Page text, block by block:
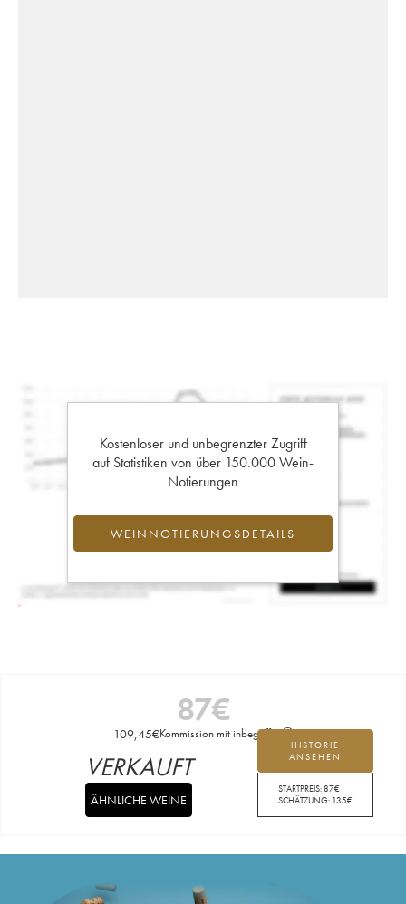
Kostenloser und unbegrenzter Zugriff
auf Statistiken von über 150.000 Wein-
Notierungen
WEINNOTIERUNGSDETAILS
87€
109,45€Kommission mit inbegriffen
HISTORIE
ANSEHEN
STARTPREIS:87€
SCHÄTZUNG: 135€
VERKAUFT
ÄHNLICHE WEINE